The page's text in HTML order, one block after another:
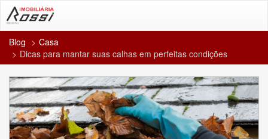
Blog
Casa
Dicas para mantar suas calhas em perfeitas condições